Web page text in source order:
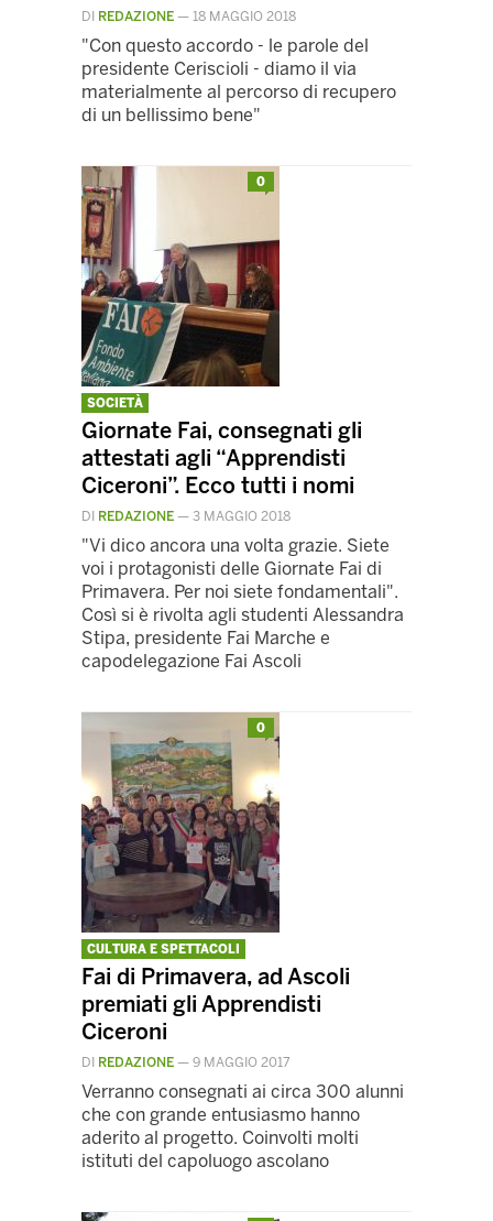
DI REDAZIONE — 18 MAGGIO 2018
"Con questo accordo - le parole del
presidente Ceriscioli - diamo il via
materialmente al percorso di recupero
di un bellissimo bene"
0
SOCIETÀ
Giornate Fai, consegnati gli
attestati agli “Apprendisti
Ciceroni”. Ecco tutti i nomi
DI REDAZIONE — 3 MAGGIO 2018
"Vi dico ancora una volta grazie. Siete
voi i protagonisti delle Giornate Fai di
Primavera. Per noi siete fondamentali".
Così si è rivolta agli studenti Alessandra
Stipa, presidente Fai Marche e
capodelegazione Fai Ascoli
0
CULTURA E SPETTACOLI
Fai di Primavera, ad Ascoli
premiati gli Apprendisti
Ciceroni
DI REDAZIONE — 9 MAGGIO 2017
Verranno consegnati ai circa 300 alunni
che con grande entusiasmo hanno
aderito al progetto. Coinvolti molti
istituti del capoluogo ascolano